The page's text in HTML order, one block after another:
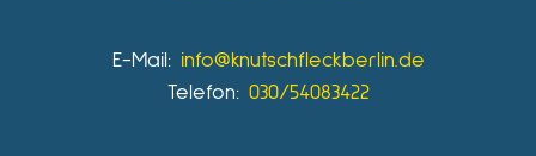
E-Mail: info@knutschfleckberlin.de
Telefon: 030/54083422